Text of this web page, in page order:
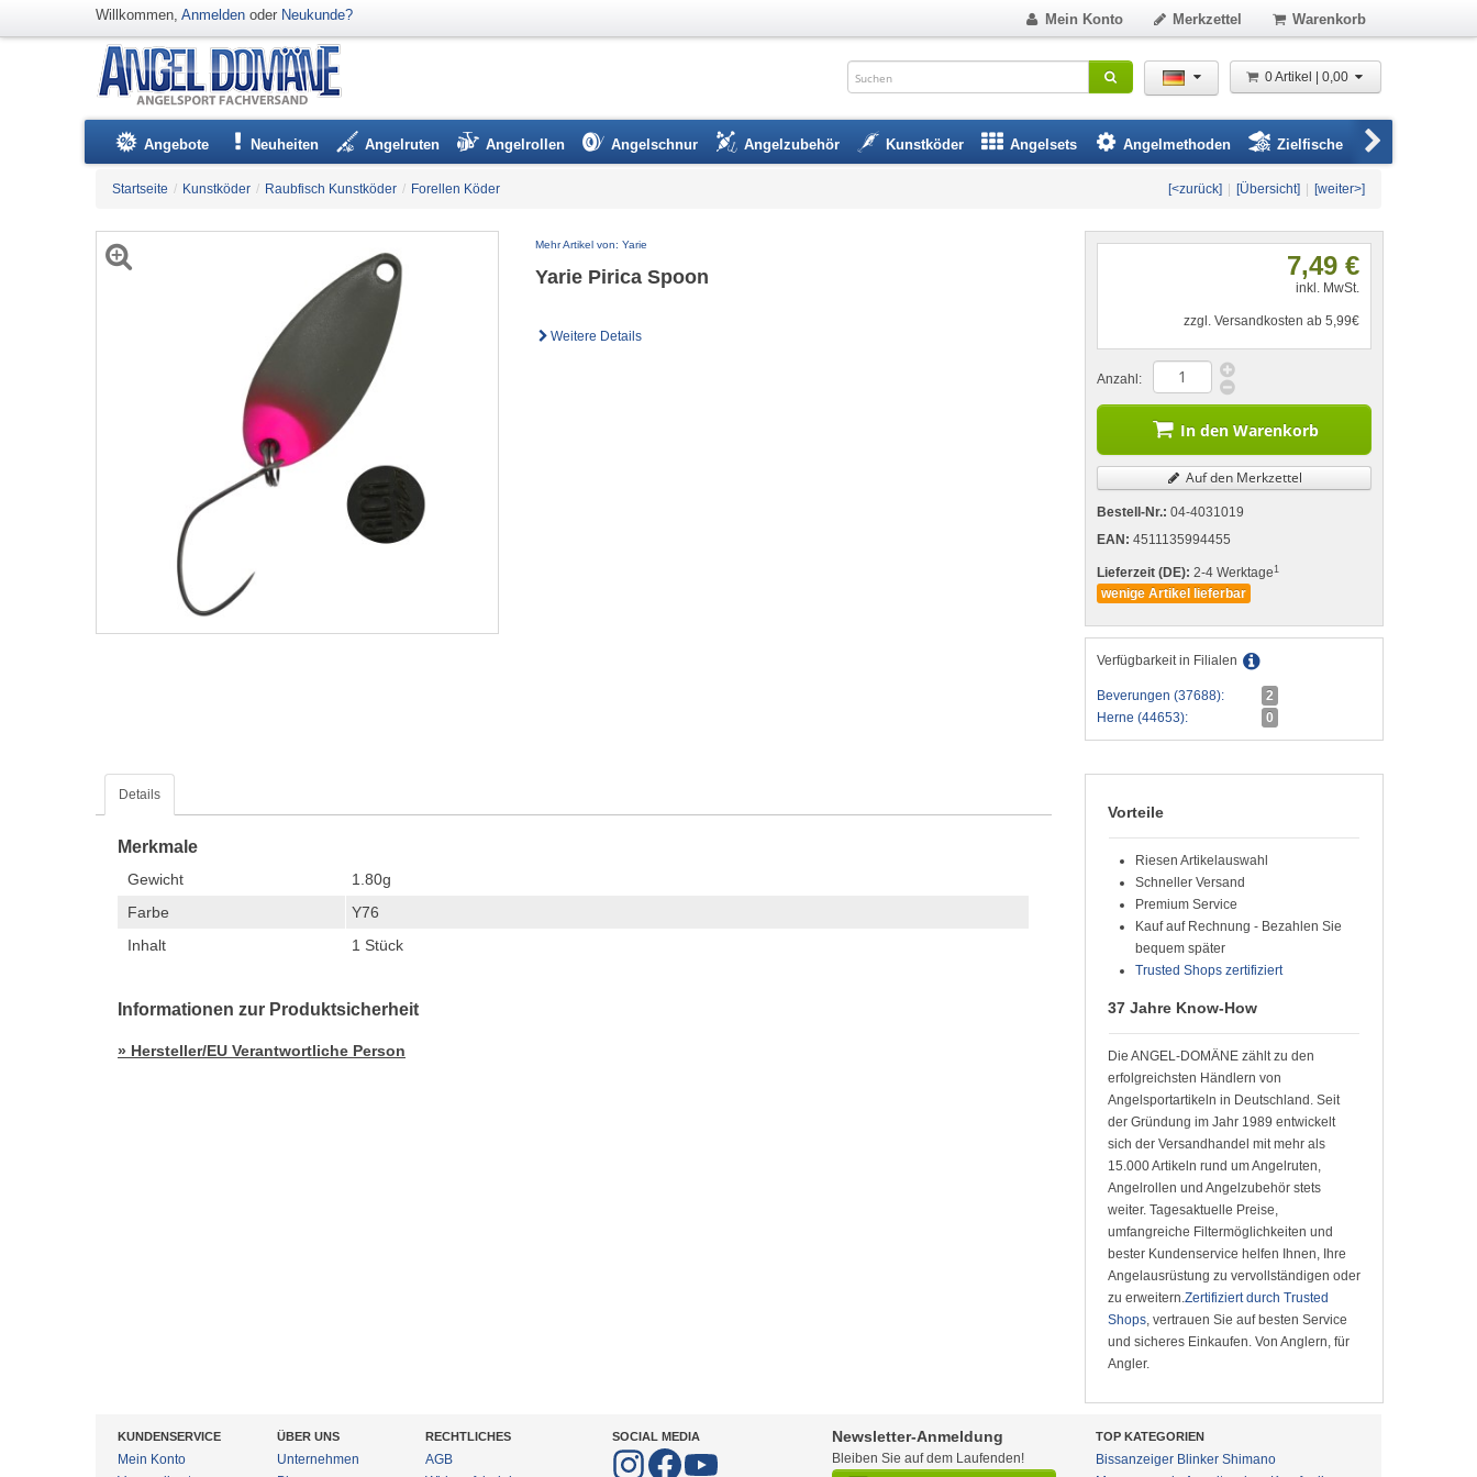
Willkommen, Anmelden oder Neukunde? Mein Konto Merkzettel Warenkorb
0 Artikel | 0,00
Angebote Neuheiten Angelruten Angelrollen Angelschnur Angelzubehör Kunstköder Angelsets Angelmethoden Zielfische
Startseite / Kunstköder / Raubfisch Kunstköder / Forellen Köder [<zurück] [Übersicht] [weiter>]
Mehr Artikel von: Yarie
Yarie Pirica Spoon
Weitere Details
7,49 €
inkl. MwSt.
zzgl. Versandkosten ab 5,99€
Anzahl:
In den Warenkorb
Auf den Merkzettel
Bestell-Nr.: 04-4031019
EAN: 4511135994455
Lieferzeit (DE): 2-4 Werktage 1
wenige Artikel lieferbar
Verfügbarkeit in Filialen
Beverungen (37688):
2
Herne (44653):
0
Details
Merkmale
Gewicht
1.80g
Farbe
Y76
Inhalt
1 Stück
Informationen zur Produktsicherheit
» Hersteller/EU Verantwortliche Person
Vorteile
Riesen Artikelauswahl
Schneller Versand
Premium Service
Kauf auf Rechnung - Bezahlen Sie
bequem später
Trusted Shops zertifiziert
37 Jahre Know-How
Die ANGEL-DOMÄNE zählt zu den
erfolgreichsten Händlern von
Angelsportartikeln in Deutschland. Seit
der Gründung im Jahr 1989 entwickelt
sich der Versandhandel mit mehr als
15.000 Artikeln rund um Angelruten,
Angelrollen und Angelzubehör stets
weiter. Tagesaktuelle Preise,
umfangreiche Filtermöglichkeiten und
bester Kundenservice helfen Ihnen, Ihre
Angelausrüstung zu vervollständigen oder
zu erweitern.Zertifiziert durch Trusted
Shops, vertrauen Sie auf besten Service
und sicheres Einkaufen. Von Anglern, für
Angler.
KUNDENSERVICE
Mein Konto
ÜBER UNS
Unternehmen
RECHTLICHES
AGB
SOCIAL MEDIA Newsletter-Anmeldung
Bleiben Sie auf dem Laufenden!
TOP KATEGORIEN
Bissanzeiger Blinker Shimano